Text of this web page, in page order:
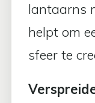
lantaarns
helpt om
sfeer te